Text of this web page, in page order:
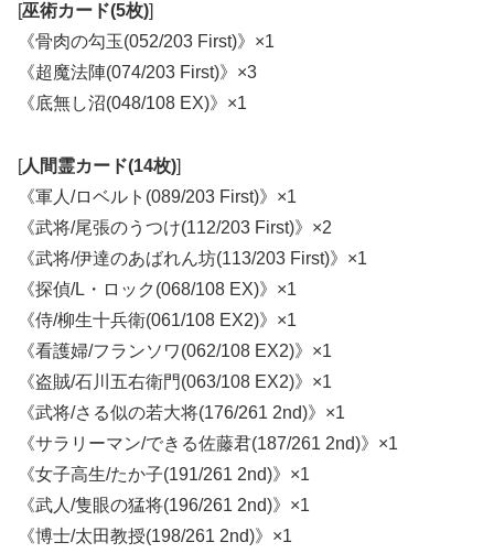
[巫術カード(5枚)]
《骨肉の勾玉(052/203 First)》×1
《超魔法陣(074/203 First)》×3
《底無し沼(048/108 EX)》×1
[人間霊カード(14枚)]
《軍人/ロベルト(089/203 First)》×1
《武将/尾張のうつけ(112/203 First)》×2
《武将/伊達のあばれん坊(113/203 First)》×1
《探偵/L・ロック(068/108 EX)》×1
《侍/柳生十兵衛(061/108 EX2)》×1
《看護婦/フランソワ(062/108 EX2)》×1
《盗賊/石川五右衛門(063/108 EX2)》×1
《武将/さる似の若大将(176/261 2nd)》×1
《サラリーマン/できる佐藤君(187/261 2nd)》×1
《女子高生/たか子(191/261 2nd)》×1
《武人/隻眼の猛将(196/261 2nd)》×1
《博士/太田教授(198/261 2nd)》×1